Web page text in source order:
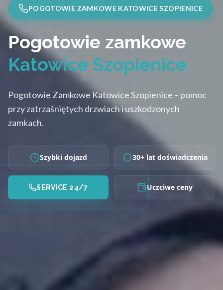
POGOTOWIE ZAMKOWE KATOWICE SZOPIENICE
Pogotowie zamkowe
Katowice Szopienice
Pogotowie Zamkowe Katowice Szopienice – pomoc
przy zatrzaśniętych drzwiach i uszkodzonych
zamkach.
Szybki dojazd 30+ lat doświadczenia
SERVICE 24/7 Uczciwe ceny